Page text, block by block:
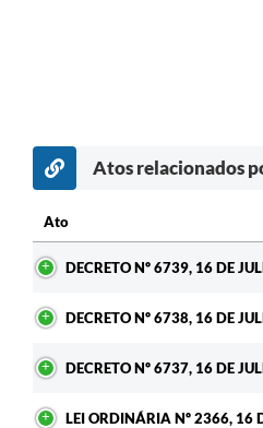
Atos relacionados
Ato
DECRETO Nº 6739, 16 DE
DECRETO Nº 6738, 16 DE
DECRETO Nº 6737, 16 DE
LEI ORDINÁRIA Nº 2366, 16